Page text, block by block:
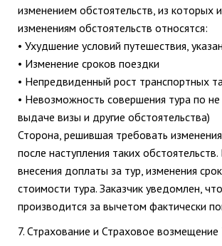
изменением обстоятельств, из
изменениям обстоятельств относятся:
• Ухудшение условий путешествия,
• Изменение сроков поездки
• Непредвиденный рост транспортных
• Невозможность совершения тура по
выдаче визы и другие обстоятельства)
Сторона, решившая требовать
после наступления таких
внесения доплаты за тур, изменения
стоимости тура. Заказчик уведомлен,
производится за вычетом фактически
7. Страхование и Страховое возмещение